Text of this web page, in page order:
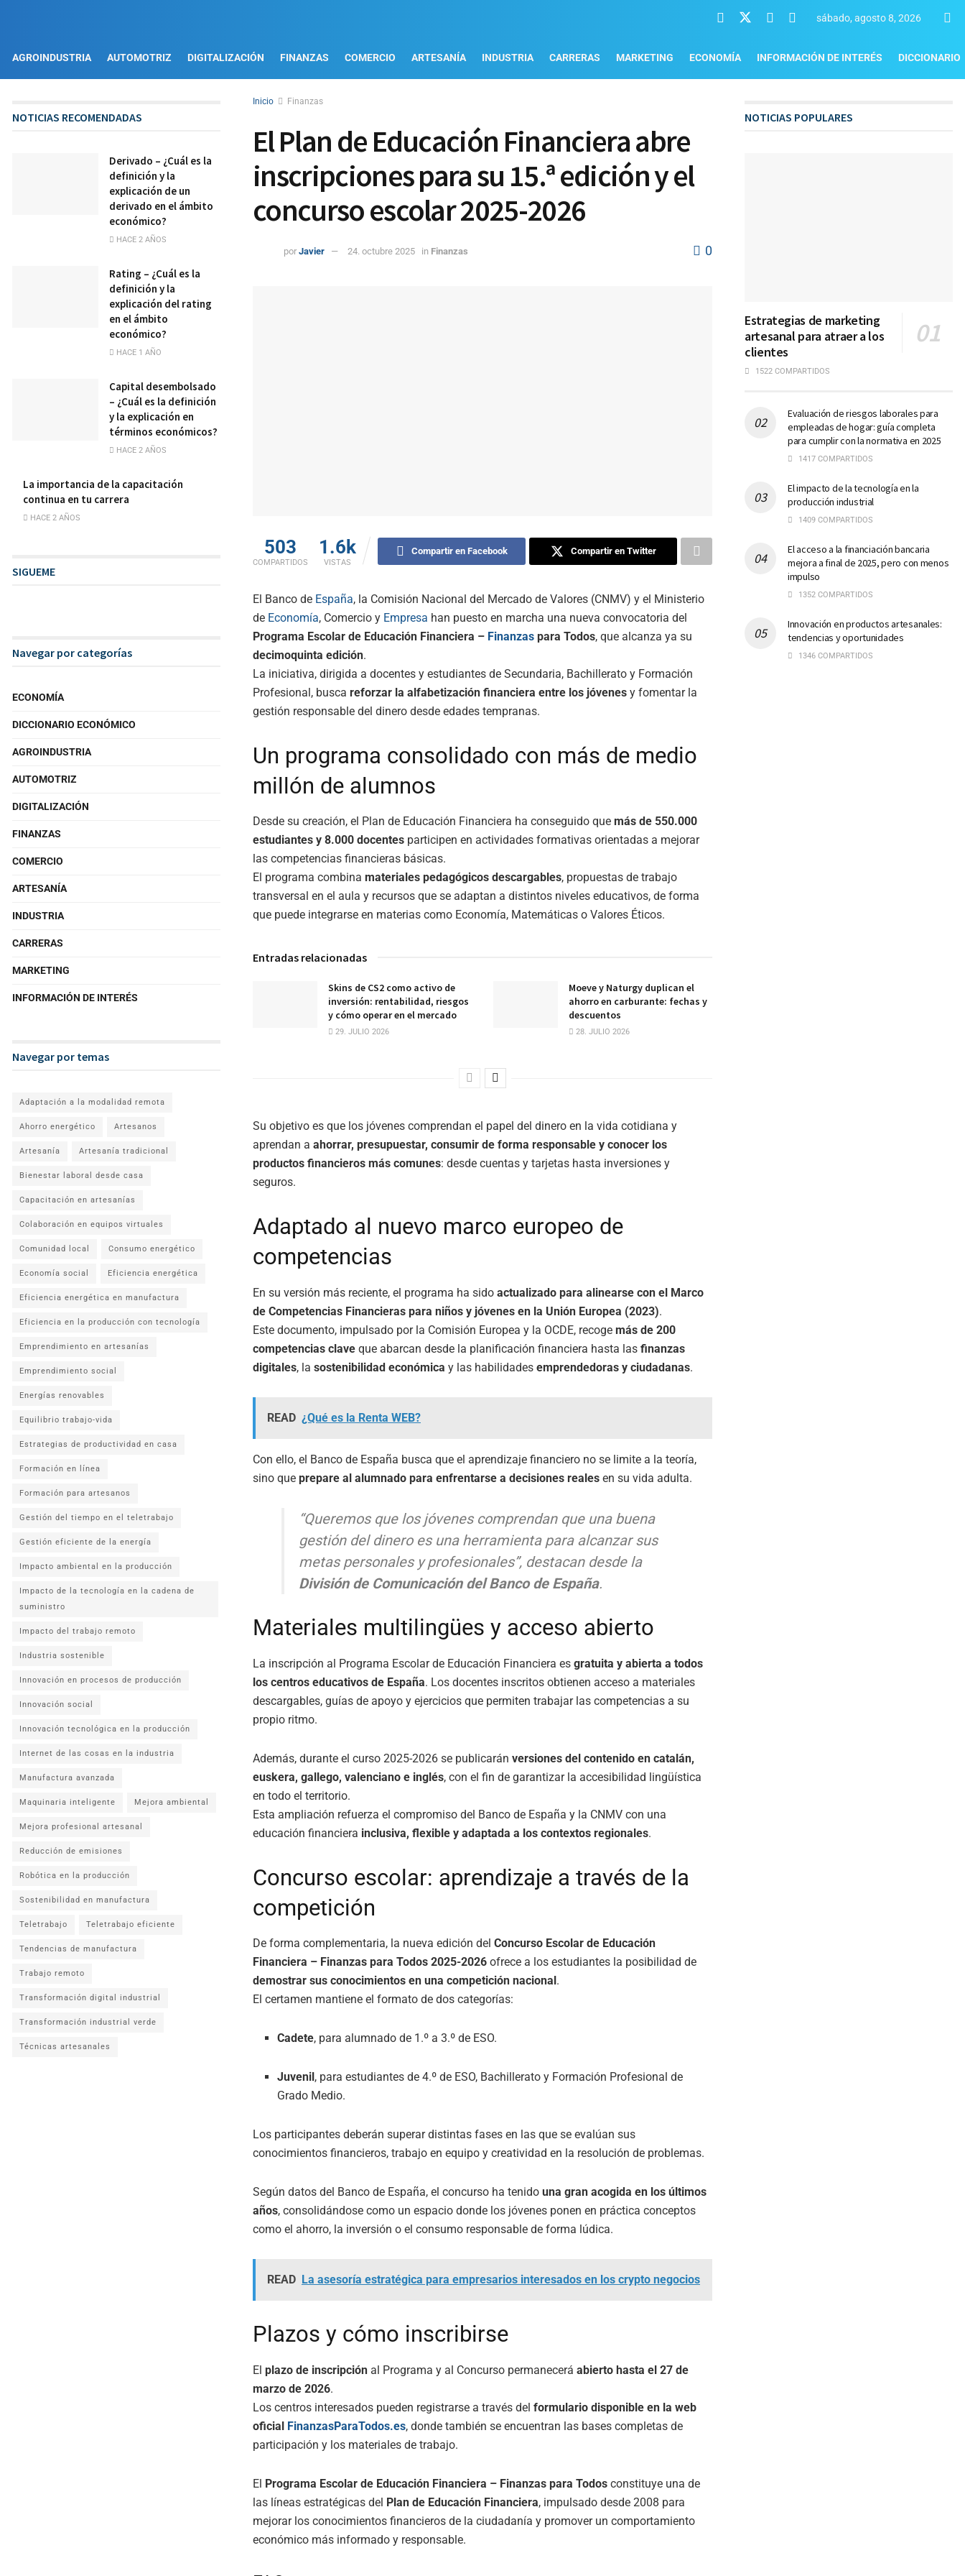
sábado, agosto 8, 2026
AGROINDUSTRIA AUTOMOTRIZ DIGITALIZACIÓN FINANZAS COMERCIO ARTESANÍA INDUSTRIA CARRERAS MARKETING ECONOMÍA INFORMACIÓN DE INTERÉS DICCIONARIO
Inicio Finanzas
El Plan de Educación Financiera abre
inscripciones para su 15.ª edición y el
concurso escolar 2025-2026
por Javier 24. octubre 2025 in Finanzas 0
503
COMPARTIDOS
1.6k
VISTAS
Compartir en Facebook Compartir en Twitter
El Banco de España, la Comisión Nacional del Mercado de Valores (CNMV) y el Ministerio
de Economía, Comercio y Empresa han puesto en marcha una nueva convocatoria del
Programa Escolar de Educación Financiera – Finanzas para Todos, que alcanza ya su
decimoquinta edición.
La iniciativa, dirigida a docentes y estudiantes de Secundaria, Bachillerato y Formación
Profesional, busca reforzar la alfabetización financiera entre los jóvenes y fomentar la
gestión responsable del dinero desde edades tempranas.
Un programa consolidado con más de medio
millón de alumnos
Desde su creación, el Plan de Educación Financiera ha conseguido que más de 550.000
estudiantes y 8.000 docentes participen en actividades formativas orientadas a mejorar
las competencias financieras básicas.
El programa combina materiales pedagógicos descargables, propuestas de trabajo
transversal en el aula y recursos que se adaptan a distintos niveles educativos, de forma
que puede integrarse en materias como Economía, Matemáticas o Valores Éticos.
Entradas relacionadas
Skins de CS2 como activo de
inversión: rentabilidad, riesgos
y cómo operar en el mercado
29. JULIO 2026
Moeve y Naturgy duplican el
ahorro en carburante: fechas y
descuentos
28. JULIO 2026
Su objetivo es que los jóvenes comprendan el papel del dinero en la vida cotidiana y
aprendan a ahorrar, presupuestar, consumir de forma responsable y conocer los
productos financieros más comunes: desde cuentas y tarjetas hasta inversiones y
seguros.
Adaptado al nuevo marco europeo de
competencias
En su versión más reciente, el programa ha sido actualizado para alinearse con el Marco
de Competencias Financieras para niños y jóvenes en la Unión Europea (2023).
Este documento, impulsado por la Comisión Europea y la OCDE, recoge más de 200
competencias clave que abarcan desde la planificación financiera hasta las finanzas
digitales, la sostenibilidad económica y las habilidades emprendedoras y ciudadanas.
READ ¿Qué es la Renta WEB?
Con ello, el Banco de España busca que el aprendizaje financiero no se limite a la teoría,
sino que prepare al alumnado para enfrentarse a decisiones reales en su vida adulta.
“Queremos que los jóvenes comprendan que una buena
gestión del dinero es una herramienta para alcanzar sus
metas personales y profesionales”, destacan desde la
División de Comunicación del Banco de España.
Materiales multilingües y acceso abierto
La inscripción al Programa Escolar de Educación Financiera es gratuita y abierta a todos
los centros educativos de España. Los docentes inscritos obtienen acceso a materiales
descargables, guías de apoyo y ejercicios que permiten trabajar las competencias a su
propio ritmo.
Además, durante el curso 2025-2026 se publicarán versiones del contenido en catalán,
euskera, gallego, valenciano e inglés, con el fin de garantizar la accesibilidad lingüística
en todo el territorio.
Esta ampliación refuerza el compromiso del Banco de España y la CNMV con una
educación financiera inclusiva, flexible y adaptada a los contextos regionales.
Concurso escolar: aprendizaje a través de la
competición
De forma complementaria, la nueva edición del Concurso Escolar de Educación
Financiera – Finanzas para Todos 2025-2026 ofrece a los estudiantes la posibilidad de
demostrar sus conocimientos en una competición nacional .
El certamen mantiene el formato de dos categorías:
Cadete, para alumnado de 1.º a 3.º de ESO.
Juvenil , para estudiantes de 4.º de ESO, Bachillerato y Formación Profesional de
Grado Medio.
Los participantes deberán superar distintas fases en las que se evalúan sus
conocimientos financieros, trabajo en equipo y creatividad en la resolución de problemas.
Según datos del Banco de España, el concurso ha tenido una gran acogida en los últimos
años, consolidándose como un espacio donde los jóvenes ponen en práctica conceptos
como el ahorro, la inversión o el consumo responsable de forma lúdica.
READ La asesoría estratégica para empresarios interesados en los crypto negocios
Plazos y cómo inscribirse
El plazo de inscripción al Programa y al Concurso permanecerá abierto hasta el 27 de
marzo de 2026.
Los centros interesados pueden registrarse a través del formulario disponible en la web
oficial FinanzasParaTodos.es, donde también se encuentran las bases completas de
participación y los materiales de trabajo.
El Programa Escolar de Educación Financiera – Finanzas para Todos constituye una de
las líneas estratégicas del Plan de Educación Financiera, impulsado desde 2008 para
mejorar los conocimientos financieros de la ciudadanía y promover un comportamiento
económico más informado y responsable.
NOTICIAS RECOMENDADAS
Derivado – ¿Cuál es la
definición y la
explicación de un
derivado en el ámbito
económico?
HACE 2 AÑOS
Rating – ¿Cuál es la
definición y la
explicación del rating
en el ámbito
económico?
HACE 1 AÑO
Capital desembolsado
– ¿Cuál es la definición
y la explicación en
términos económicos?
HACE 2 AÑOS
La importancia de la capacitación
continua en tu carrera
HACE 2 AÑOS
SIGUEME
Navegar por categorías
ECONOMÍA
DICCIONARIO ECONÓMICO
AGROINDUSTRIA
AUTOMOTRIZ
DIGITALIZACIÓN
FINANZAS
COMERCIO
ARTESANÍA
INDUSTRIA
CARRERAS
MARKETING
INFORMACIÓN DE INTERÉS
Navegar por temas
Adaptación a la modalidad remota
Ahorro energético Artesanos
Artesanía Artesanía tradicional
Bienestar laboral desde casa
Capacitación en artesanías
Colaboración en equipos virtuales
Comunidad local Consumo energético
Economía social Eficiencia energética
Eficiencia energética en manufactura
Eficiencia en la producción con tecnología
Emprendimiento en artesanías
Emprendimiento social
Energías renovables
Equilibrio trabajo-vida
Estrategias de productividad en casa
Formación en línea
Formación para artesanos
Gestión del tiempo en el teletrabajo
Gestión eficiente de la energía
Impacto ambiental en la producción
Impacto de la tecnología en la cadena de
suministro
Impacto del trabajo remoto
Industria sostenible
Innovación en procesos de producción
Innovación social
Innovación tecnológica en la producción
Internet de las cosas en la industria
Manufactura avanzada
Maquinaria inteligente Mejora ambiental
Mejora profesional artesanal
Reducción de emisiones
Robótica en la producción
Sostenibilidad en manufactura
Teletrabajo Teletrabajo eficiente
Tendencias de manufactura
Trabajo remoto
Transformación digital industrial
Transformación industrial verde
Técnicas artesanales
NOTICIAS POPULARES
Estrategias de marketing
artesanal para atraer a los
clientes
1522 COMPARTIDOS
Evaluación de riesgos laborales para
empleadas de hogar: guía completa
para cumplir con la normativa en 2025
1417 COMPARTIDOS
El impacto de la tecnología en la
producción industrial
1409 COMPARTIDOS
El acceso a la financiación bancaria
mejora a final de 2025, pero con menos
impulso
1352 COMPARTIDOS
Innovación en productos artesanales:
tendencias y oportunidades
1346 COMPARTIDOS